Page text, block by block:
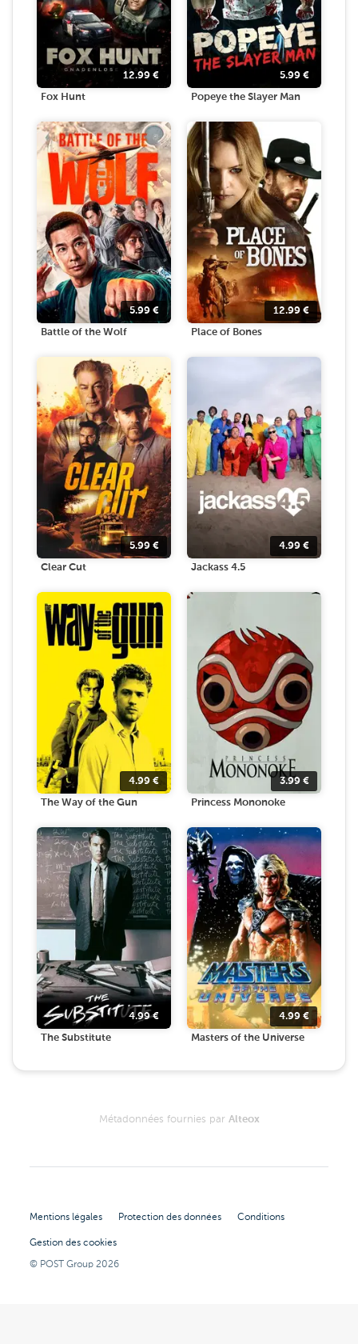
12.99 €
Fox Hunt
5.99 €
Popeye the Slayer Man
5.99 €
Battle of the Wolf
12.99 €
Place of Bones
5.99 €
Clear Cut
4.99 €
Jackass 4.5
4.99 €
The Way of the Gun
3.99 €
Princess Mononoke
4.99€
The Substitute
4.99 €
Masters of the Universe
Métadonnées fournies par Alteox
Mentions légales Protection des données Conditions
Gestion des cookies
© POST Group2026